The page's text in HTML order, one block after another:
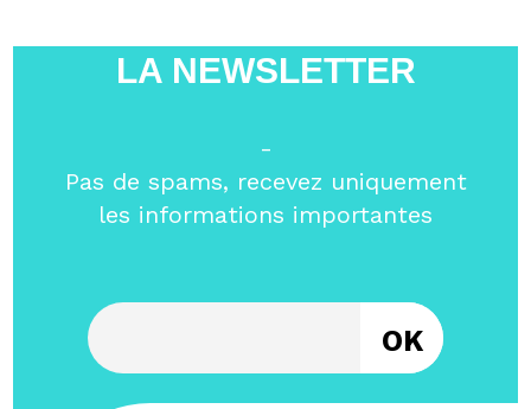
LA NEWSLETTER
-
Pas de spams, recevez uniquement
les informations importantes